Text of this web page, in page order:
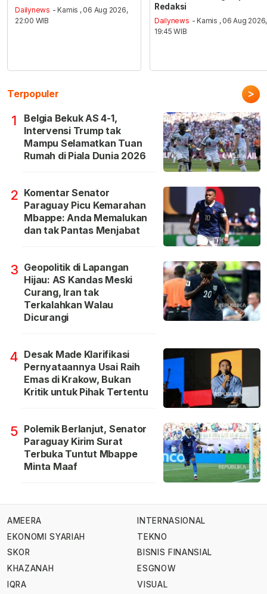
Dailynews - Kamis , 06 Aug 2026,
22:00 WIB
Redaksi
Dailynews - Kamis , 06 Aug 2026,
19:45 WIB
Terpopuler >
1
Belgia Bekuk AS 4-1,
Intervensi Trump tak
Mampu Selamatkan Tuan
Rumah di Piala Dunia 2026
2 Komentar Senator
Paraguay Picu Kemarahan
Mbappe: Anda Memalukan
dan tak Pantas Menjabat
3 Geopolitik di Lapangan
Hijau: AS Kandas Meski
Curang, Iran tak
Terkalahkan Walau
Dicurangi
4 Desak Made Klarifikasi
Pernyataannya Usai Raih
Emas di Krakow, Bukan
Kritik untuk Pihak Tertentu
5 Polemik Berlanjut, Senator
Paraguay Kirim Surat
Terbuka Tuntut Mbappe
Minta Maaf
AMEERA
EKONOMI SYARIAH
SKOR
KHAZANAH
IQRA
INTERNASIONAL
TEKNO
BISNIS FINANSIAL
ESGNOW
VISUAL